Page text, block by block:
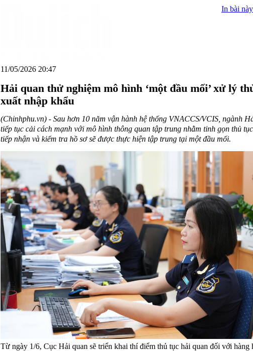
11/05/2026 20:47
In bài
Hải quan thử nghiệm mô hình ‘một đầu mối’ xử lý
xuất nhập khẩu
(Chinhphu.vn) - Sau hơn 10 năm vận hành hệ thống VNACCS/VCIS, ngành
tiếp tục cải cách mạnh với mô hình thông quan tập trung nhằm tinh gọn thủ
tiếp nhận và kiểm tra hồ sơ sẽ được thực hiện tập trung tại một đầu mối.
Từ ngày 1/6, Cục Hải quan sẽ triển khai thí điểm thủ tục hải quan đối với hàng